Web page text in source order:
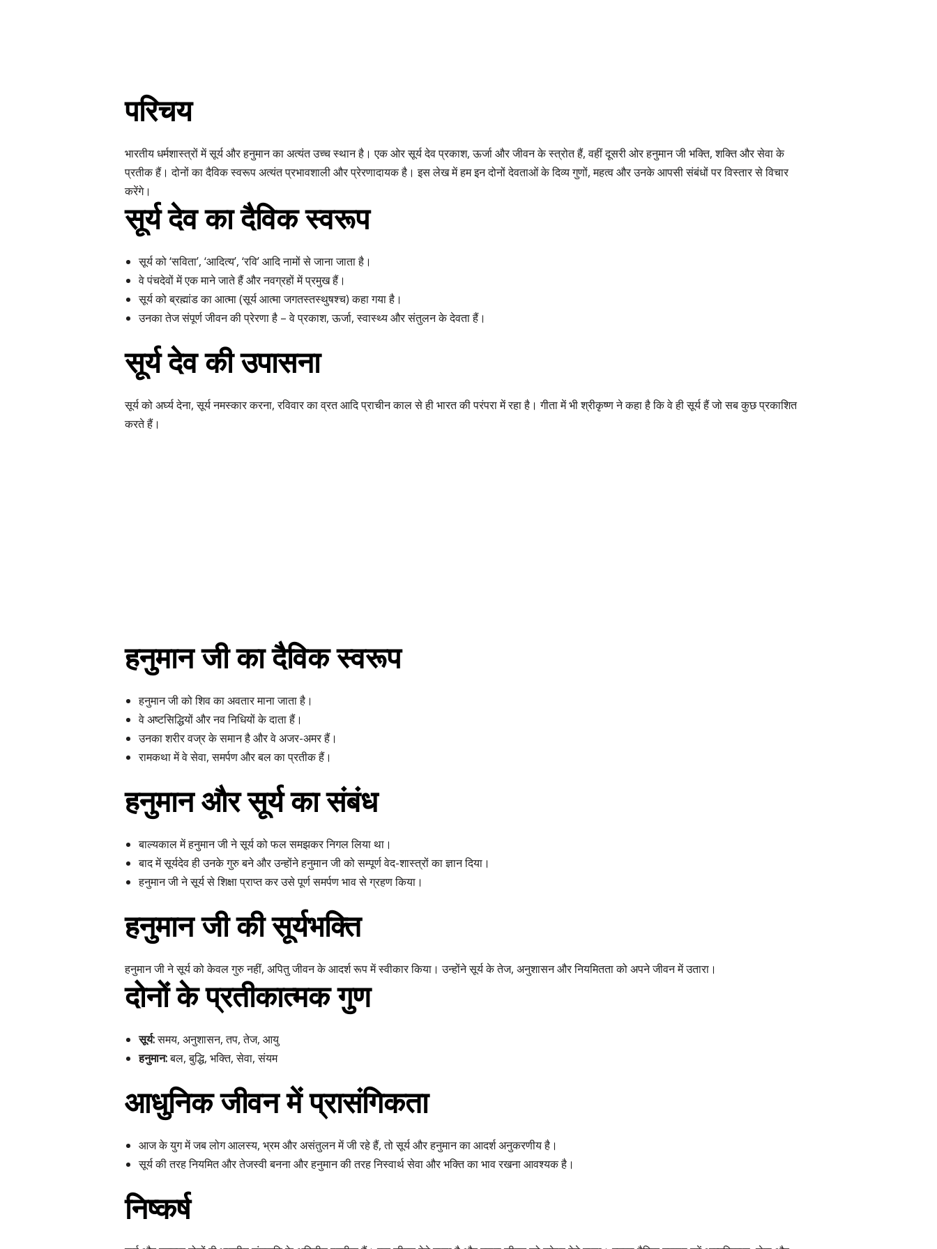
परिचय
भारतीय धर्मशास्त्रों में सूर्य और हनुमान का अत्यंत उच्च स्थान है। एक ओर सूर्य देव प्रकाश, ऊर्जा और जीवन के स्त्रोत हैं, वहीं दूसरी ओर हनुमान जी भक्ति, शक्ति और सेवा के
प्रतीक हैं। दोनों का दैविक स्वरूप अत्यंत प्रभावशाली और प्रेरणादायक है। इस लेख में हम इन दोनों देवताओं के दिव्य गुणों, महत्व और उनके आपसी संबंधों पर विस्तार से विचार
करेंगे।
सूर्य देव का दैविक स्वरूप
सूर्य को ‘सविता’, ‘आदित्य’, ‘रवि’ आदि नामों से जाना जाता है।
वे पंचदेवों में एक माने जाते हैं और नवग्रहों में प्रमुख हैं।
सूर्य को ब्रह्मांड का आत्मा (सूर्य आत्मा जगतस्तस्थुषश्च) कहा गया है।
उनका तेज संपूर्ण जीवन की प्रेरणा है – वे प्रकाश, ऊर्जा, स्वास्थ्य और संतुलन के देवता हैं।
सूर्य देव की उपासना
सूर्य को अर्घ्य देना, सूर्य नमस्कार करना, रविवार का व्रत आदि प्राचीन काल से ही भारत की परंपरा में रहा है। गीता में भी श्रीकृष्ण ने कहा है कि वे ही सूर्य हैं जो सब कुछ प्रकाशित
करते हैं।
हनुमान जी का दैविक स्वरूप
हनुमान जी को शिव का अवतार माना जाता है।
वे अष्टसिद्धियों और नव निधियों के दाता हैं।
उनका शरीर वज्र के समान है और वे अजर-अमर हैं।
रामकथा में वे सेवा, समर्पण और बल का प्रतीक हैं।
हनुमान और सूर्य का संबंध
बाल्यकाल में हनुमान जी ने सूर्य को फल समझकर निगल लिया था।
बाद में सूर्यदेव ही उनके गुरु बने और उन्होंने हनुमान जी को सम्पूर्ण वेद-शास्त्रों का ज्ञान दिया।
हनुमान जी ने सूर्य से शिक्षा प्राप्त कर उसे पूर्ण समर्पण भाव से ग्रहण किया।
हनुमान जी की सूर्यभक्ति
हनुमान जी ने सूर्य को केवल गुरु नहीं, अपितु जीवन के आदर्श रूप में स्वीकार किया। उन्होंने सूर्य के तेज, अनुशासन और नियमितता को अपने जीवन में उतारा।
दोनों के प्रतीकात्मक गुण
सूर्य:समय, अनुशासन, तप, तेज, आयु
हनुमान:बल, बुद्धि, भक्ति, सेवा, संयम
आधुनिक जीवन में प्रासंगिकता
आज के युग में जब लोग आलस्य, भ्रम और असंतुलन में जी रहे हैं, तो सूर्य और हनुमान का आदर्श अनुकरणीय है।
सूर्य की तरह नियमित और तेजस्वी बनना और हनुमान की तरह निस्वार्थ सेवा और भक्ति का भाव रखना आवश्यक है।
निष्कर्ष